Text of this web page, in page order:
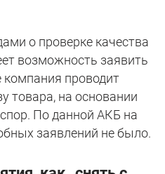
о проверке качества
возможность заявить
компания проводит
товара, на основании
По данной АКБ на
заявлений не было.